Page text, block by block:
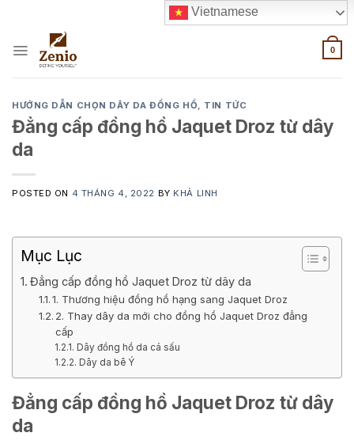
content
0
HƯỚNG DẪN CHỌN DÂY DA ĐỒNG HỒ, TIN TỨC
Đẳng cấp đồng hồ Jaquet Droz từ dây
da
POSTED ON 4 THÁNG 4, 2022 BY KHẢ LINH
Mục Lục
Đẳng cấp đồng hồ Jaquet Droz từ dây da
1. Thương hiệu đồng hồ hạng sang Jaquet Droz
2. Thay dây da mới cho đồng hồ Jaquet Droz đẳng
cấp
Dây đồng hồ da cá sấu
Dây da bê Ý
Đẳng cấp đồng hồ Jaquet Droz từ dây
da
Vietnamese